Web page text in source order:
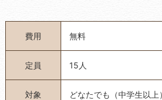
費用 無料
定員 15人
対象 どなたでも（中学生以上）